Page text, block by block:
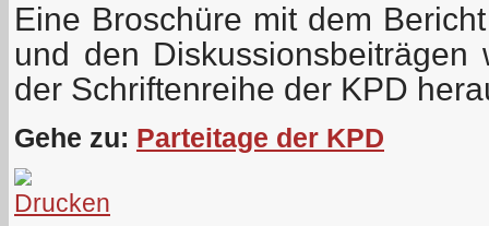
Eine Broschüre mit dem
und den
der Schriftenreihe der KPD
Gehe zu: Parteitage der KPD